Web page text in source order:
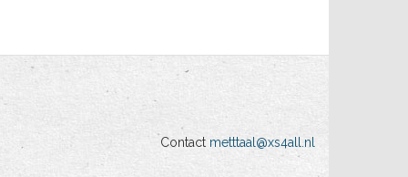
Contact metttaal@xs4all.nl